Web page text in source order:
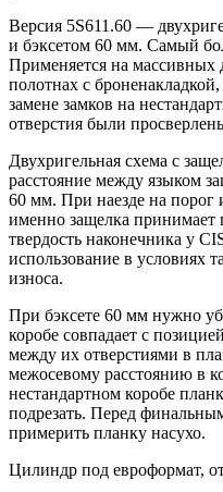
Версия 5S611.60 —
и бэксетом 60 мм. Самый
Применяется на
полотнах с
замене замков на
отверстия были
Двухригельная схема с
расстояние между языком
60 мм. При наезде на
именно защелка
твердость наконечника у
использование в условиях
износа.
При бэксете 60 мм нужно
коробе совпадает с
между их отверстиями в
межосевому расстоянию в
нестандартном коробе
подрезать. Перед
примерить планку насухо.
Цилиндр под евроформат,